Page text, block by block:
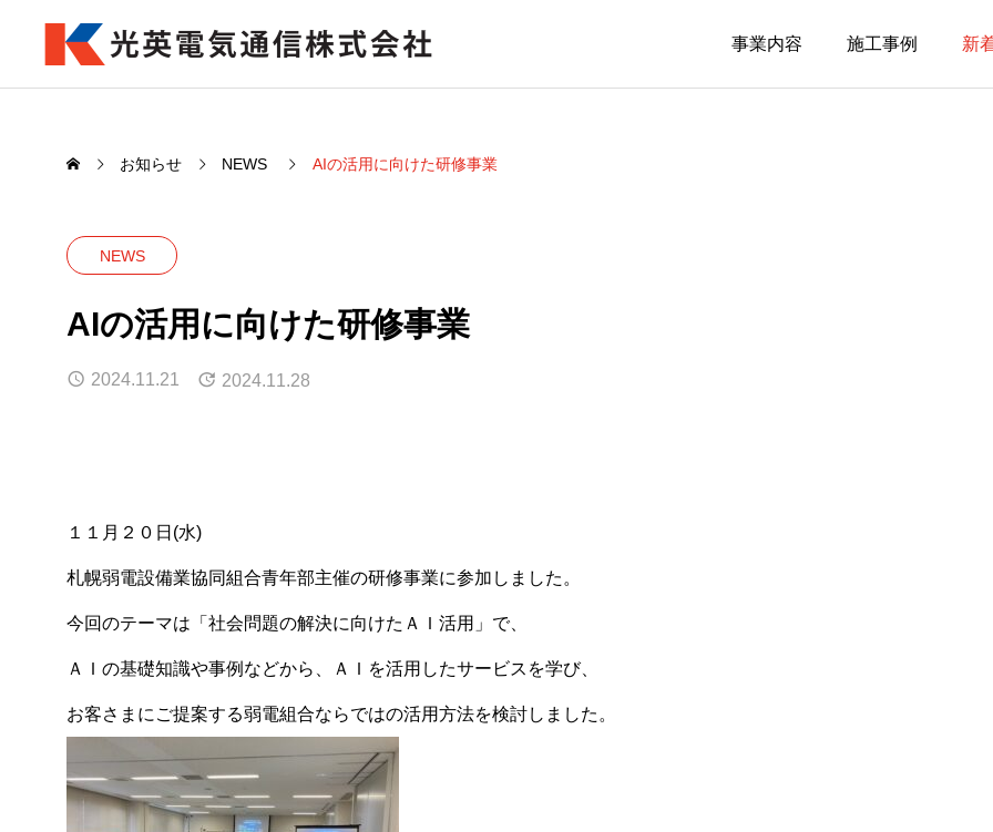
事業内容 施工事例 新
お知らせ NEWS AIの活用に向けた研修事業
NEWS
AIの活用に向けた研修事業
2024.11.21 2024.11.28
１１月２０日(水)
札幌弱電設備業協同組合青年部主催の研修事業に参加しました。
今回のテーマは「社会問題の解決に向けたＡＩ活用」で、
ＡＩの基礎知識や事例などから、ＡＩを活用したサービスを学び、
お客さまにご提案する弱電組合ならではの活用方法を検討しました。